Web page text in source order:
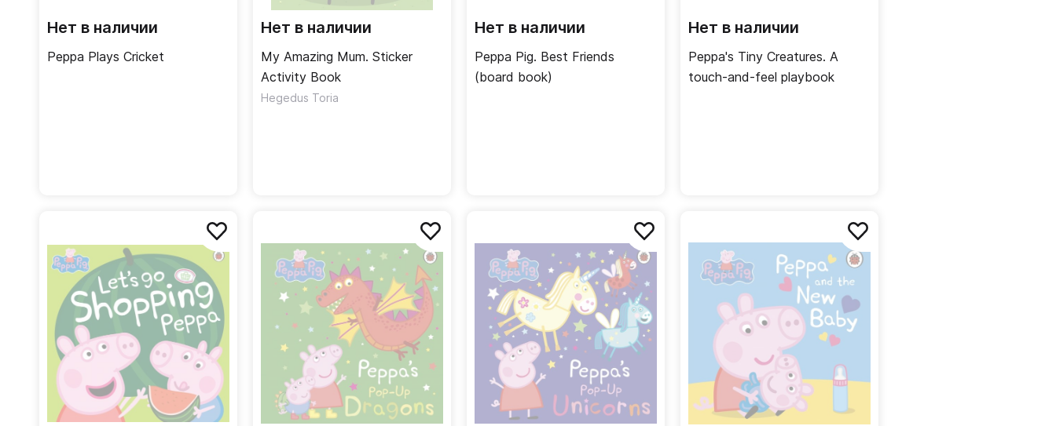
Нет в наличии
Peppa Plays Cricket
Нет в наличии
My Amazing Mum. Sticker
Activity Book
Hegedus Toria
Нет в наличии
Peppa Pig. Best Friends
(board book)
Нет в наличии
Peppa's Tiny Creatures. A
touch-and-feel playbook